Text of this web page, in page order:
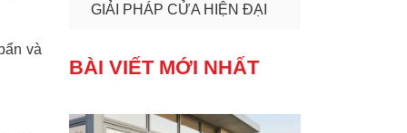
và
GIẢI PHÁP CỬA HIỆN ĐẠI
BÀI VIẾT MỚI NHẤT